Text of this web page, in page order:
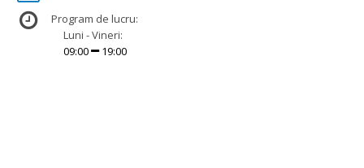
Program de lucru:
Luni - Vineri:
09:00
19:00